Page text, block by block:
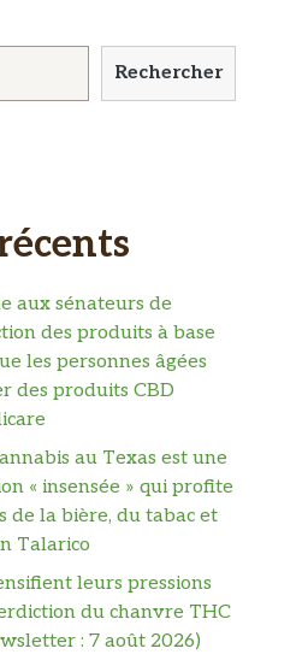
Rechercher
aux sénateurs de
des produits à base
les personnes âgées
des produits CBD
au Texas est une
« insensée » qui profite
de la bière, du tabac et
Talarico
leurs pressions
du chanvre THC
: 7 août 2026)